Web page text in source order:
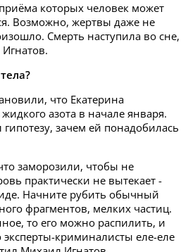
которых человек может
Возможно, жертвы даже не
Смерть наступила во сне,
что Екатерина
азота в начале января.
зачем ей понадобилась
заморозили, чтобы не
практически не вытекает -
Начните рубить обычный
фрагментов, мелких частиц.
то его можно распилить, и
криминалисты еле-еле